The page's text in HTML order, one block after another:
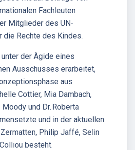
Fachleuten
Mitglieder des UN-
die Rechte des Kindes.
der Ägide eines
Ausschusses erarbeitet,
aus
Cottier, Mia Dambach,
und Dr. Roberta
und in der aktuellen
Philip Jaffé, Selin
besteht.